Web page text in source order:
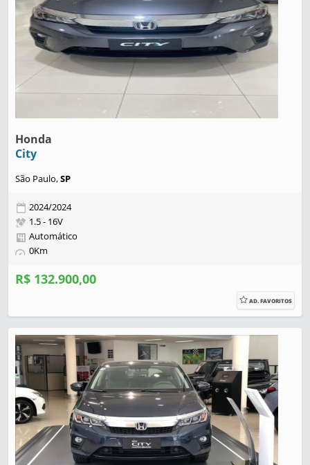
Honda
City
São Paulo,SP
2024/2024
1.5 - 16V
Automático
0Km
R$ 132.900,00
AD. FAVORITOS